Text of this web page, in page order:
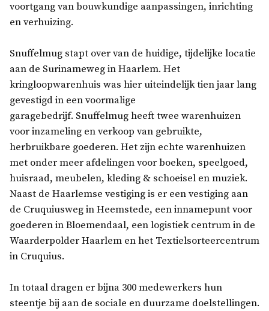
voortgang van bouwkundige aanpassingen, inrichting
en verhuizing.
Snuffelmug stapt over van de huidige, tijdelijke locatie
aan de Surinameweg in Haarlem. Het
kringloopwarenhuis was hier uiteindelijk tien jaar lang
gevestigd in een voormalige
garagebedrijf. Snuffelmug heeft twee warenhuizen
voor inzameling en verkoop van gebruikte,
herbruikbare goederen. Het zijn echte warenhuizen
met onder meer afdelingen voor boeken, speelgoed,
huisraad, meubelen, kleding & schoeisel en muziek.
Naast de Haarlemse vestiging is er een vestiging aan
de Cruquiusweg in Heemstede, een innamepunt voor
goederen in Bloemendaal, een logistiek centrum in de
Waarderpolder Haarlem en het Textielsorteercentrum
in Cruquius.
In totaal dragen er bijna 300 medewerkers hun
steentje bij aan de sociale en duurzame doelstellingen.